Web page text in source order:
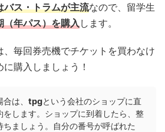
バス・トラムが主流なので、留学生
（年パス）を購入します。
、毎回券売機でチケットを買わなけ
購入しましょう！
合は、tpgという会社のショップに直
をします。ショップに到着したら、整
ちましょう。自分の番号が呼ばれた